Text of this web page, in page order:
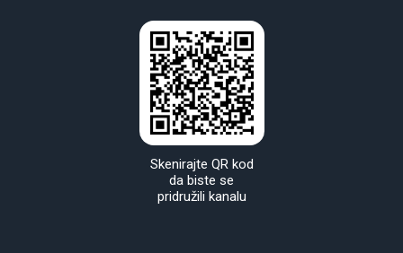
Skenirajte QR kod
da biste se
pridružili kanalu